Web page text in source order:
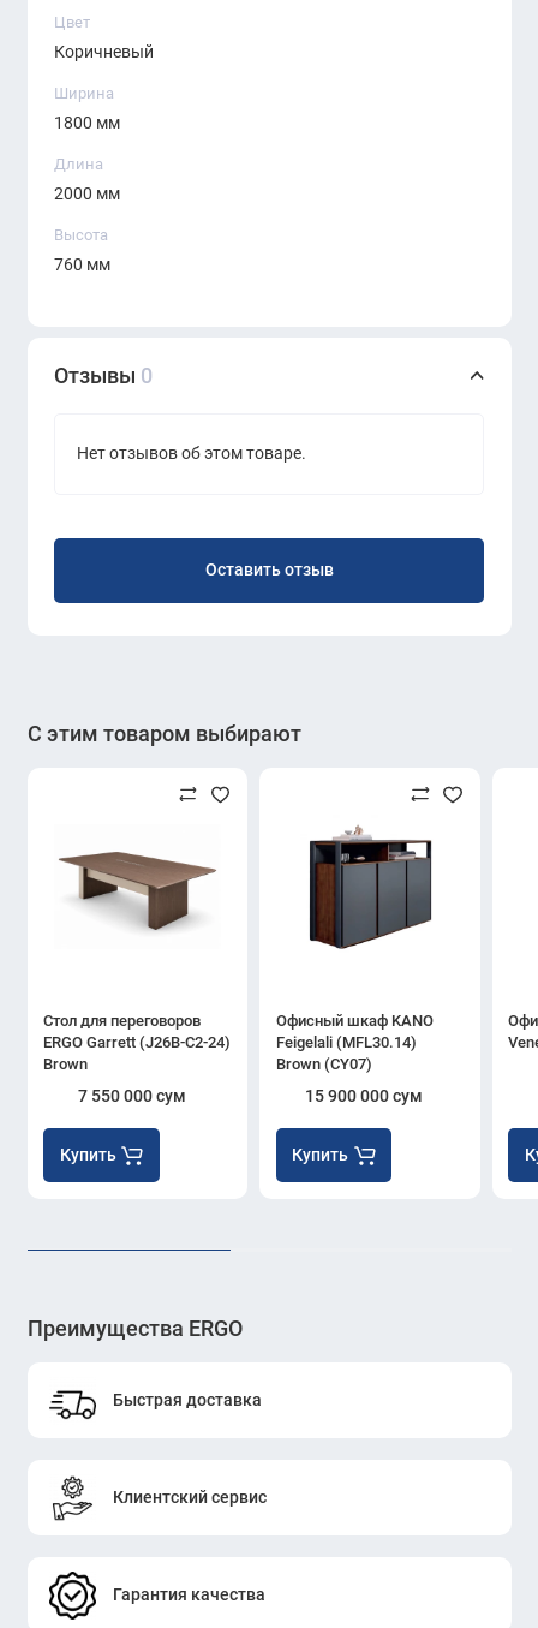
Цвет
Коричневый
Ширина
1800 мм
Длина
2000 мм
Высота
760 мм
Отзывы 0
Нет отзывов об этом товаре.
Оставить отзыв
С этим товаром выбирают
Стол для переговоров
ERGO Garrett (J26B-C2-24)
Brown
7 550 000 сум
Купить
Офисный шкаф KANO
Feigelali (MFL30.14)
Brown (CY07)
15 900 000 сум
Купить
Преимущества ERGO
Быстрая доставка
Клиентский сервис
Гарантия качества